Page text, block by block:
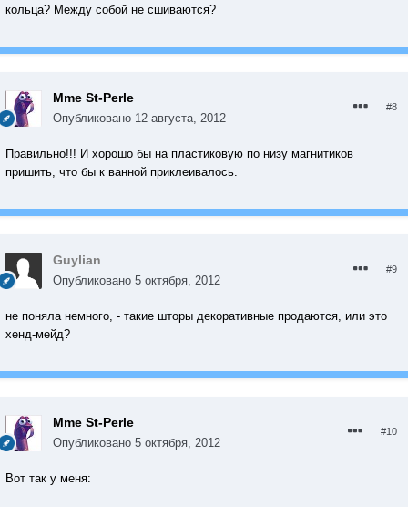
кольца? Между собой не сшиваются?
Mme St-Perle
Опубликовано 12 августа, 2012
#8
Правильно!!! И хорошо бы на пластиковую по низу магнитиков
пришить, что бы к ванной приклеивалось.
Guylian
Опубликовано 5 октября, 2012
#9
не поняла немного, - такие шторы декоративные продаются, или это
хенд-мейд?
Mme St-Perle
Опубликовано 5 октября, 2012
#10
Вот так у меня: